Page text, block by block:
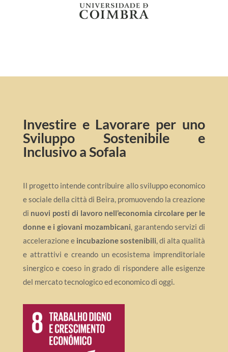
Investire e Lavorare per uno
Sviluppo Sostenibile e
Inclusivo a Sofala
Il progetto intende contribuire allo sviluppo economico
e sociale della città di Beira, promuovendo la creazione
di nuovi posti di lavoro nell’economia circolare per le
donne e i giovani mozambicani, garantendo servizi di
accelerazione e incubazione sostenibili, di alta qualità
e attrattivi e creando un ecosistema imprenditoriale
sinergico e coeso in grado di rispondere alle esigenze
del mercato tecnologico ed economico di oggi.